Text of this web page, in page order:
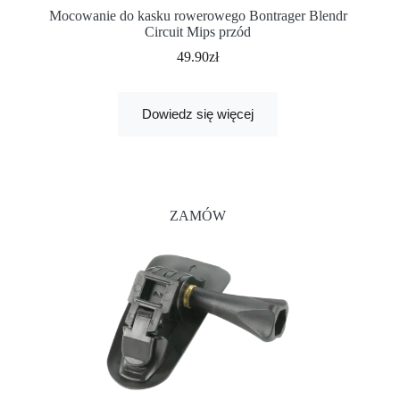
Mocowanie do kasku rowerowego Bontrager Blendr
Circuit Mips przód
49.90zł
Dowiedz się więcej
ZAMÓW